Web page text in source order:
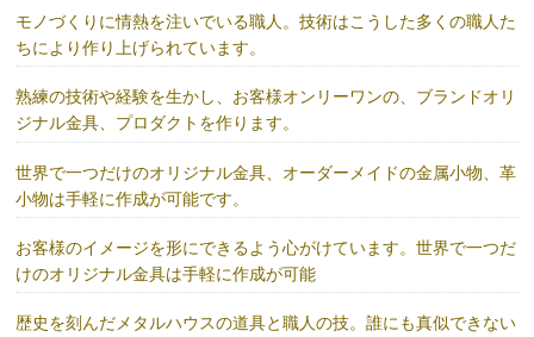
モノづくりに情熱を注いでいる職人。技術はこうした多くの職人た
ちにより作り上げられています。
熟練の技術や経験を生かし、お客様オンリーワンの、ブランドオリ
ジナル金具、プロダクトを作ります。
世界で一つだけのオリジナル金具、オーダーメイドの金属小物、革
小物は手軽に作成が可能です。
お客様のイメージを形にできるよう心がけています。世界で一つだ
けのオリジナル金具は手軽に作成が可能
歴史を刻んだメタルハウスの道具と職人の技。誰にも真似できない